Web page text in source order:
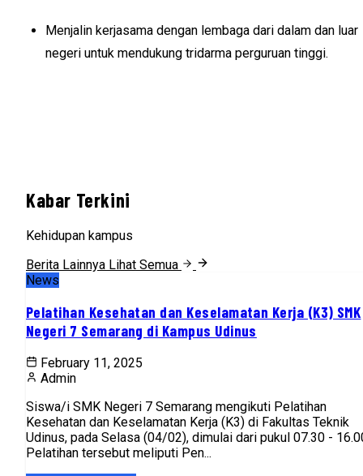
Menjalin kerjasama dengan lembaga dari dalam dan luar
negeri untuk mendukung tridarma perguruan tinggi.
Kabar Terkini
Kehidupan kampus
Berita Lainnya Lihat Semua
News
Pelatihan Kesehatan dan Keselamatan Kerja (K3) SMK
Negeri 7 Semarang di Kampus Udinus
February 11, 2025
Admin
Siswa/i SMK Negeri 7 Semarang mengikuti Pelatihan
Kesehatan dan Keselamatan Kerja (K3) di Fakultas Teknik
Udinus, pada Selasa (04/02), dimulai dari pukul 07.30 -
Pelatihan tersebut meliputi Pen...